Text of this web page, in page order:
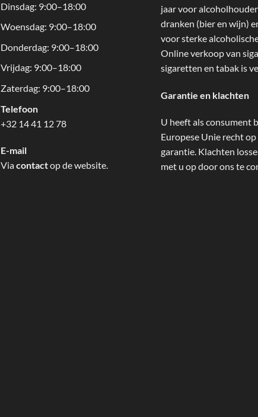
Dinsdag: 9:00–18:00
Woensdag: 9:00–18:00
Donderdag: 9:00–18:00
Vrijdag: 9:00–18:00
Zaterdag: 9:00–18:00
Telefoon
+32 14 41 12 78
E-mail
Viacontactop de website.
jaar voor
dranken (bier en wijn)
voor sterke
Online verkoop van
sigaretten en tabak is
Garantie en klachten
U heeft als consument
Europese Unie recht op
garantie. Klachten
met u op door ons te